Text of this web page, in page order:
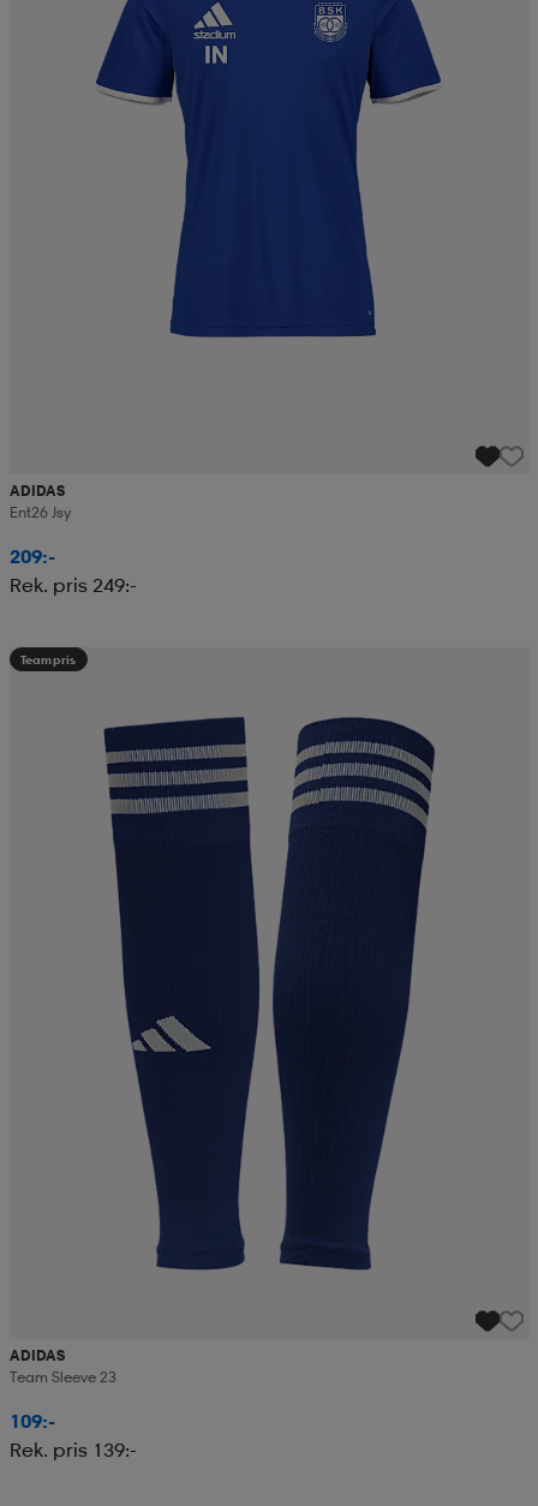
ADIDAS
Ent26 Jsy
209:-
Rek. pris 249:-
Teampris
ADIDAS
Team Sleeve 23
109:-
Rek. pris 139:-